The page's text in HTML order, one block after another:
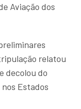
Aviação dos
relatou
decolou do
Estados